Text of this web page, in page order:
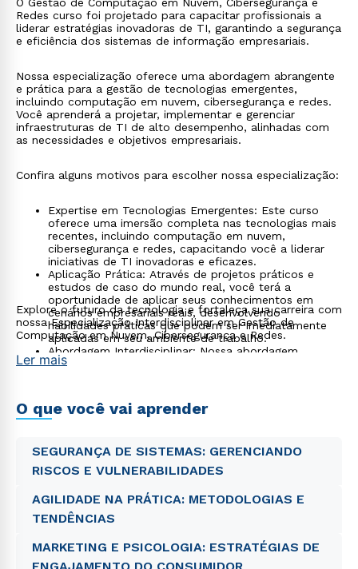
Redes curso foi projetado para capacitar profissionais a
liderar estratégias inovadoras de TI, garantindo a segurança
e eficiência dos sistemas de informação empresariais.
Nossa especialização oferece uma abordagem abrangente
e prática para a gestão de tecnologias emergentes,
incluindo computação em nuvem, cibersegurança e redes.
Você aprenderá a projetar, implementar e gerenciar
infraestruturas de TI de alto desempenho, alinhadas com
as necessidades e objetivos empresariais.
Confira alguns motivos para escolher nossa especialização:
Expertise em Tecnologias Emergentes: Este curso
oferece uma imersão completa nas tecnologias mais
recentes, incluindo computação em nuvem,
cibersegurança e redes, capacitando você a liderar
iniciativas de TI inovadoras e eficazes.
Aplicação Prática: Através de projetos práticos e
estudos de caso do mundo real, você terá a
oportunidade de aplicar seus conhecimentos em
cenários empresariais reais, desenvolvendo
habilidades práticas que podem ser imediatamente
aplicadas em seu ambiente de trabalho.
Abordagem Interdisciplinar: Nossa abordagem
combina conhecimentos de gestão e tecnologia para
cibersegurança e redes.
Oportunidades de Carreira: Ao concluir este curso,
analista de segurança cibernética, engenheiro de
redes, entre outros.
Explore o futuro da tecnologia e fortaleça sua carreira com
nossa Especialização Interdisciplinar em Gestão de
Computação em Nuvem, Cibersegurança e Redes.
Ler mais
O que você vai aprender
SEGURANÇA DE SISTEMAS: GERENCIANDO
RISCOS E VULNERABILIDADES
AGILIDADE NA PRÁTICA: METODOLOGIAS E
TENDÊNCIAS
MARKETING E PSICOLOGIA: ESTRATÉGIAS DE